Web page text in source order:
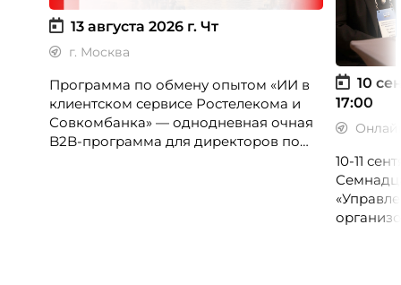
13 августа 2026 г. Чт
г. Москва
Программа по обмену опытом «ИИ в
клиентском сервисе Ростелекома и
Совкомбанка» — однодневная очная
B2B-программа для директоров по
10
17:00
10-11